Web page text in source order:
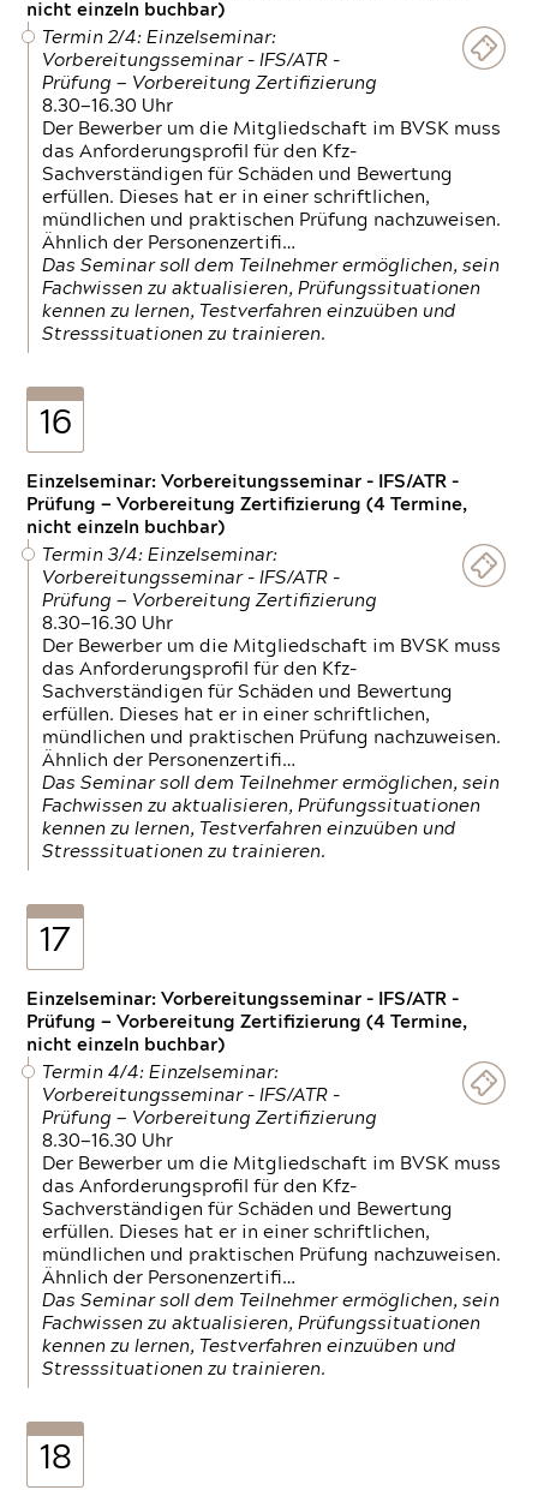
nicht einzeln buchbar)
Termin 2/4: Einzelseminar:
Vorbereitungsseminar - IFS/ATR -
Prüfung — Vorbereitung Zertifizierung
8.30—16.30 Uhr
Der Bewerber um die Mitgliedschaft im BVSK muss
das Anforderungsprofil für den Kfz-
Sachverständigen für Schäden und Bewertung
erfüllen. Dieses hat er in einer schriftlichen,
mündlichen und praktischen Prüfung nachzuweisen.
Ähnlich der Personenzertifi…
Das Seminar soll dem Teilnehmer ermöglichen, sein
Fachwissen zu aktualisieren, Prüfungssituationen
kennen zu lernen, Testverfahren einzuüben und
Stresssituationen zu trainieren.
16
Einzelseminar: Vorbereitungsseminar - IFS/ATR -
Prüfung — Vorbereitung Zertifizierung (4 Termine,
nicht einzeln buchbar)
Termin 3/4: Einzelseminar:
Vorbereitungsseminar - IFS/ATR -
Prüfung — Vorbereitung Zertifizierung
8.30—16.30 Uhr
Der Bewerber um die Mitgliedschaft im BVSK muss
das Anforderungsprofil für den Kfz-
Sachverständigen für Schäden und Bewertung
erfüllen. Dieses hat er in einer schriftlichen,
mündlichen und praktischen Prüfung nachzuweisen.
Ähnlich der Personenzertifi…
Das Seminar soll dem Teilnehmer ermöglichen, sein
Fachwissen zu aktualisieren, Prüfungssituationen
kennen zu lernen, Testverfahren einzuüben und
Stresssituationen zu trainieren.
17
Einzelseminar: Vorbereitungsseminar - IFS/ATR -
Prüfung — Vorbereitung Zertifizierung (4 Termine,
nicht einzeln buchbar)
Termin 4/4: Einzelseminar:
Vorbereitungsseminar - IFS/ATR -
Prüfung — Vorbereitung Zertifizierung
8.30—16.30 Uhr
Der Bewerber um die Mitgliedschaft im BVSK muss
das Anforderungsprofil für den Kfz-
Sachverständigen für Schäden und Bewertung
erfüllen. Dieses hat er in einer schriftlichen,
mündlichen und praktischen Prüfung nachzuweisen.
Ähnlich der Personenzertifi…
Das Seminar soll dem Teilnehmer ermöglichen, sein
Fachwissen zu aktualisieren, Prüfungssituationen
kennen zu lernen, Testverfahren einzuüben und
Stresssituationen zu trainieren.
18